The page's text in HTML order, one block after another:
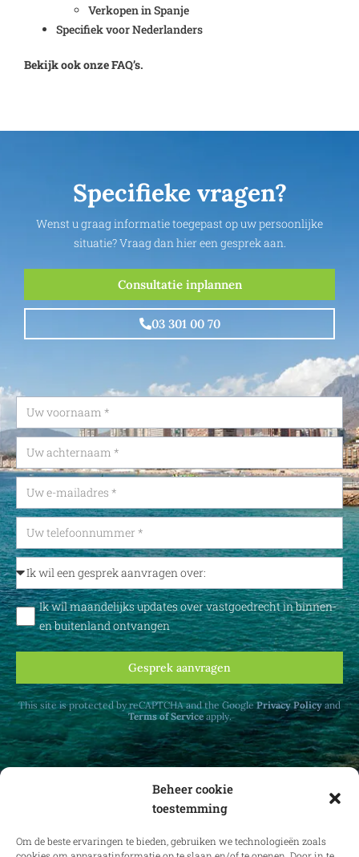
Beheer cookie
toestemming
Om de beste ervaringen te bieden, gebruiken we technologieën zoals
Verkopen in Spanje
Specifiek voor Nederlanders
Bekijk ook onze FAQ’s.
Specifieke vragen?
Wenst u graag informatie toegepast op uw persoonlijke
situatie? Vraag dan hier een gesprek aan.
Consultatie inplannen
03 301 00 70
Ik wil maandelijks updates over vastgoedrecht in binnen-
en buitenland ontvangen
Gesprek aanvragen
This site is protected by reCAPTCHA and the GooglePrivacy Policyand
Terms of Serviceapply.
Ontvang maandelijks updates over
vastgoedrecht in binnen- en buitenland.